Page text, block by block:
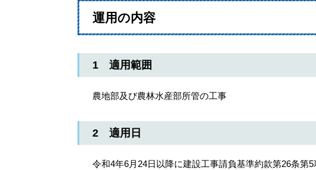
運用の内容
1 適用範囲
農地部及び農林水産部所管の工事
2 適用日
令和4年6月24日以降に建設工事請負基準約款第26条第